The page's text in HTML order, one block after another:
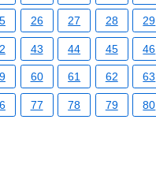
26 27 28 29
43 44 45 46
60 61 62 63
77 78 79 80